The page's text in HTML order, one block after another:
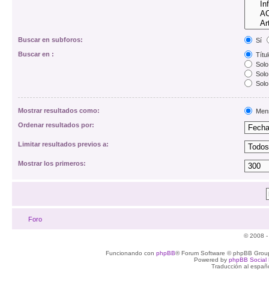
Buscar en subforos:
Sí
Buscar en :
Mostrar resultados como:
Ordenar resultados por:
Limitar resultados previos a:
Mostrar los primeros:
Foro
© 2008 -
Funcionando con phpBB® Forum Software © phpBB
Powered by phpBB Social
Traducción al